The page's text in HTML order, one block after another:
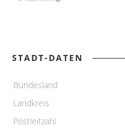
STADT-DATEN
Bundesland
Landkreis
Postleitzahl